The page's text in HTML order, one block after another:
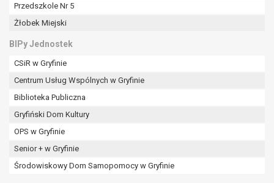
Przedszkole Nr 5
Żłobek Miejski
BIPy Jednostek
CSiR w Gryfinie
Centrum Usług Wspólnych w Gryfinie
Biblioteka Publiczna
Gryfiński Dom Kultury
OPS w Gryfinie
Senior + w Gryfinie
Środowiskowy Dom Samopomocy w Gryfinie